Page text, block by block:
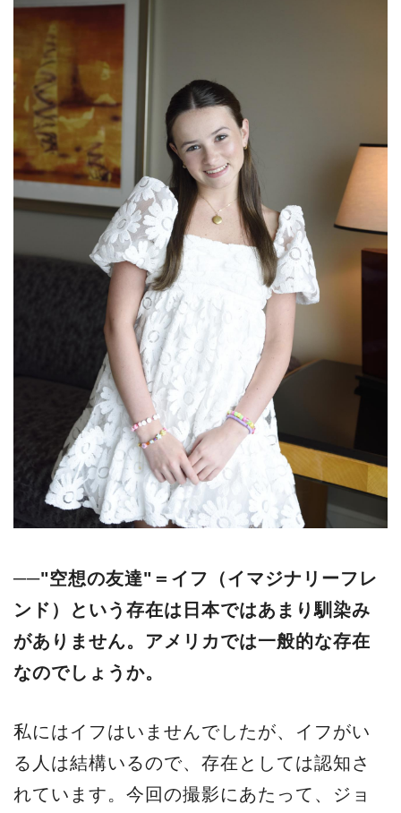
──"空想の友達"＝イフ（イマジナリーフレ
ンド）という存在は日本ではあまり馴染み
がありません。アメリカでは一般的な存在
なのでしょうか。
私にはイフはいませんでしたが、イフがい
る人は結構いるので、存在としては認知さ
れています。今回の撮影にあたって、ジョ